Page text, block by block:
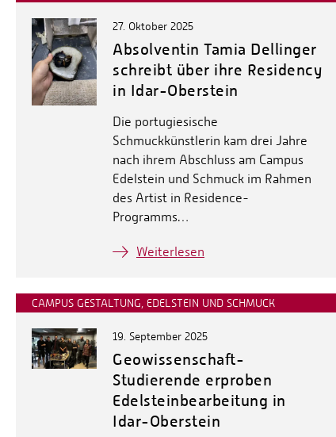
27. Oktober 2025
Absolventin Tamia Dellinger
schreibt über ihre Residency
in Idar-Oberstein
Die portugiesische
Schmuckkünstlerin kam drei Jahre
nach ihrem Abschluss am Campus
Edelstein und Schmuck im Rahmen
des Artist in Residence-
Programms…
Weiterlesen
CAMPUS GESTALTUNG, EDELSTEIN UND SCHMUCK
19. September 2025
Geowissenschaft-
Studierende erproben
Edelsteinbearbeitung in
Idar-Oberstein